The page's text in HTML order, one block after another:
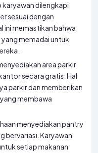
karyawan dilengkapi
sesuai dengan
ini memastikan bahwa
memadai untuk
area parkir
secara gratis. Hal
parkir dan memberikan
membawa
menyediakan pantry
bervariasi. Karyawan
setiap makanan